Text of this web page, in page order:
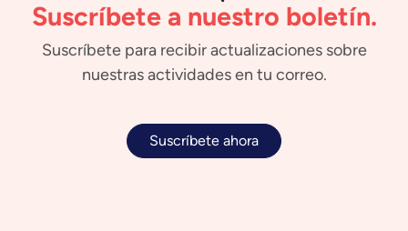
Suscríbete a nuestro boletín.
Suscríbete para recibir actualizaciones sobre
nuestras actividades en tu correo.
Suscríbete ahora